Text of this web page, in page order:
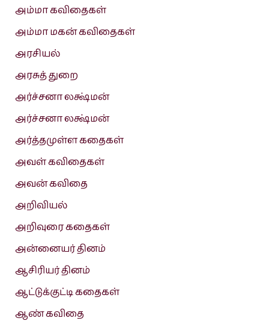
அம்மா கவிதைகள்
அம்மா மகன் கவிதைகள்
அரசியல்
அரசுத் துறை
அர்ச்சனா லக்ஷ்மன்
அர்ச்சனா லக்ஷ்மன்
அர்த்தமுள்ள கதைகள்
அவள் கவிதைகள்
அவன் கவிதை
அறிவியல்
அறிவுரை கதைகள்
அன்னையர் தினம்
ஆசிரியர் தினம்
ஆட்டுக்குட்டி கதைகள்
ஆண் கவிதை